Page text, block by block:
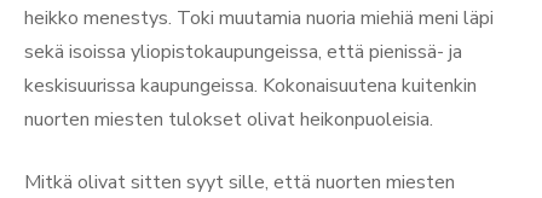
heikko menestys. Toki muutamia nuoria miehiä meni läpi
sekä isoissa yliopistokaupungeissa, että pienissä- ja
keskisuurissa kaupungeissa. Kokonaisuutena kuitenkin
nuorten miesten tulokset olivat heikonpuoleisia.
Mitkä olivat sitten syyt sille, että nuorten miesten